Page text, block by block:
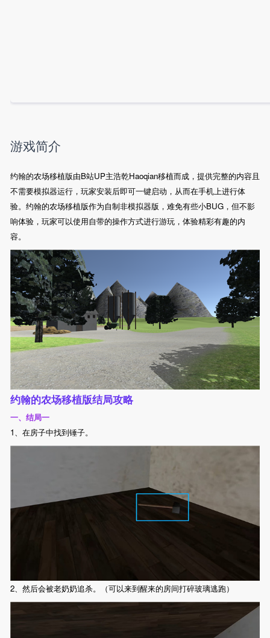
游戏简介
约翰的农场移植版由B站UP主浩乾Haoqian移植而成，提供完整的内容且
不需要模拟器运行，玩家安装后即可一键启动，从而在手机上进行体
验。约翰的农场移植版作为自制非模拟器版，难免有些小BUG，但不影
响体验，玩家可以使用自带的操作方式进行游玩，体验精彩有趣的内
容。
约翰的农场移植版结局攻略
一、结局一
1、在房子中找到锤子。
2、然后会被老奶奶追杀。（可以来到醒来的房间打碎玻璃逃跑）